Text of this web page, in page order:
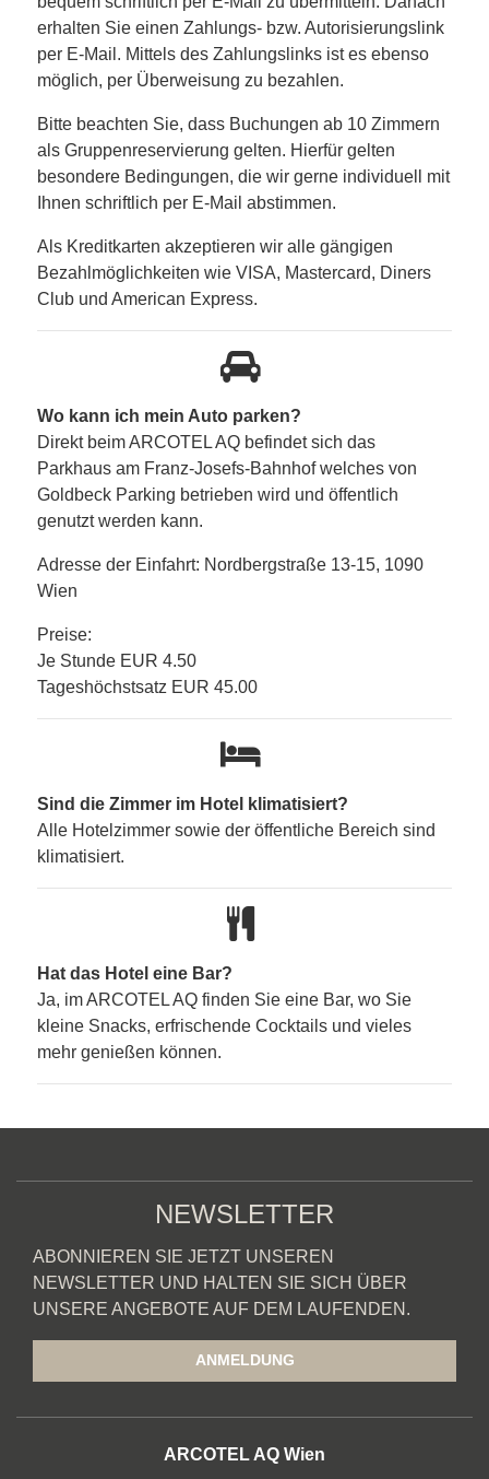
erhalten Sie einen Zahlungs- bzw. Autorisierungslink
per E-Mail. Mittels des Zahlungslinks ist es ebenso
möglich, per Überweisung zu bezahlen.
Bitte beachten Sie, dass Buchungen ab 10 Zimmern
als Gruppenreservierung gelten. Hierfür gelten
besondere Bedingungen, die wir gerne individuell mit
Ihnen schriftlich per E-Mail abstimmen.
Als Kreditkarten akzeptieren wir alle gängigen
Bezahlmöglichkeiten wie VISA, Mastercard, Diners
Club und American Express.
Wo kann ich mein Auto parken?
Direkt beim ARCOTEL AQ befindet sich das
Parkhaus am Franz-Josefs-Bahnhof welches von
Goldbeck Parking betrieben wird und öffentlich
genutzt werden kann.
Adresse der Einfahrt: Nordbergstraße 13-15, 1090
Wien
Preise:
Je Stunde EUR 4.50
Tageshöchstsatz EUR 45.00
Sind die Zimmer im Hotel klimatisiert?
Alle Hotelzimmer sowie der öffentliche Bereich sind
klimatisiert.
Hat das Hotel eine Bar?
Ja, im ARCOTEL AQ finden Sie eine Bar, wo Sie
kleine Snacks, erfrischende Cocktails und vieles
mehr genießen können.
NEWSLETTER
ABONNIEREN SIE JETZT UNSEREN
NEWSLETTER UND HALTEN SIE SICH ÜBER
UNSERE ANGEBOTE AUF DEM LAUFENDEN.
ANMELDUNG
ARCOTEL AQ Wien